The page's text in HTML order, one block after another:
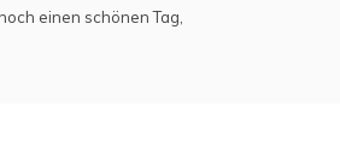
einen schönen Tag,